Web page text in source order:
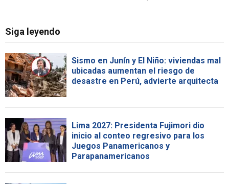
Siga leyendo
Sismo en Junín y El Niño: viviendas mal
ubicadas aumentan el riesgo de
desastre en Perú, advierte arquitecta
Lima 2027: Presidenta Fujimori dio
inicio al conteo regresivo para los
Juegos Panamericanos y
Parapanamericanos